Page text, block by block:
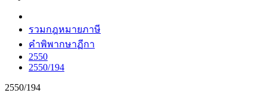
รวมกฎหมายภาษี
คำพิพากษาฏีกา
2550
2550/194
2550/194